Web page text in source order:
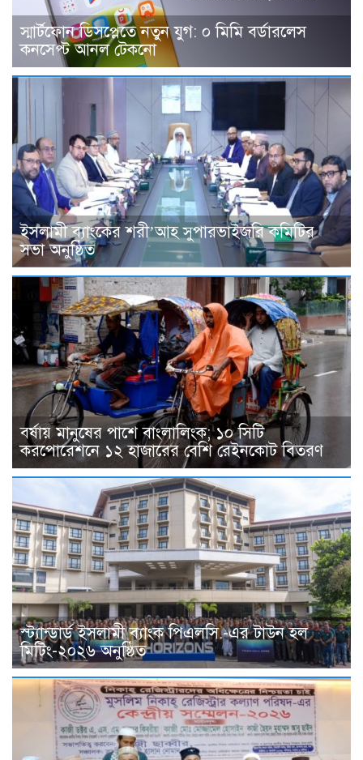
স্মার্টফোন ডিসপ্লেতে নতুন যুগ: ০ মিমি বর্ডারলেস
কনসেপ্ট আনল টেকনো
ইসলামী ব্যাংকের শরী’আহ সুপারভাইজরি কমিটির
সভা অনুষ্ঠিত
বর্ষায় মানুষের পাশে বাংলালিংক; ১০ সিটি
করপোরেশনে ১২ হাজারের বেশি রেইনকোট বিতরণ
স্ট্যান্ডার্ড ইসলামী ব্যাংক পিএলসি.-এর টাউন হল
মিটিং-২০২৬ অনুষ্ঠিত